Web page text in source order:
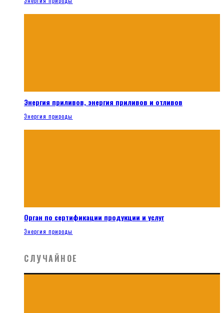
Энергия приливов, энергия приливов и отливов
Энергия природы
Орган по сертификации продукции и услуг
Энергия природы
СЛУЧАЙНОЕ